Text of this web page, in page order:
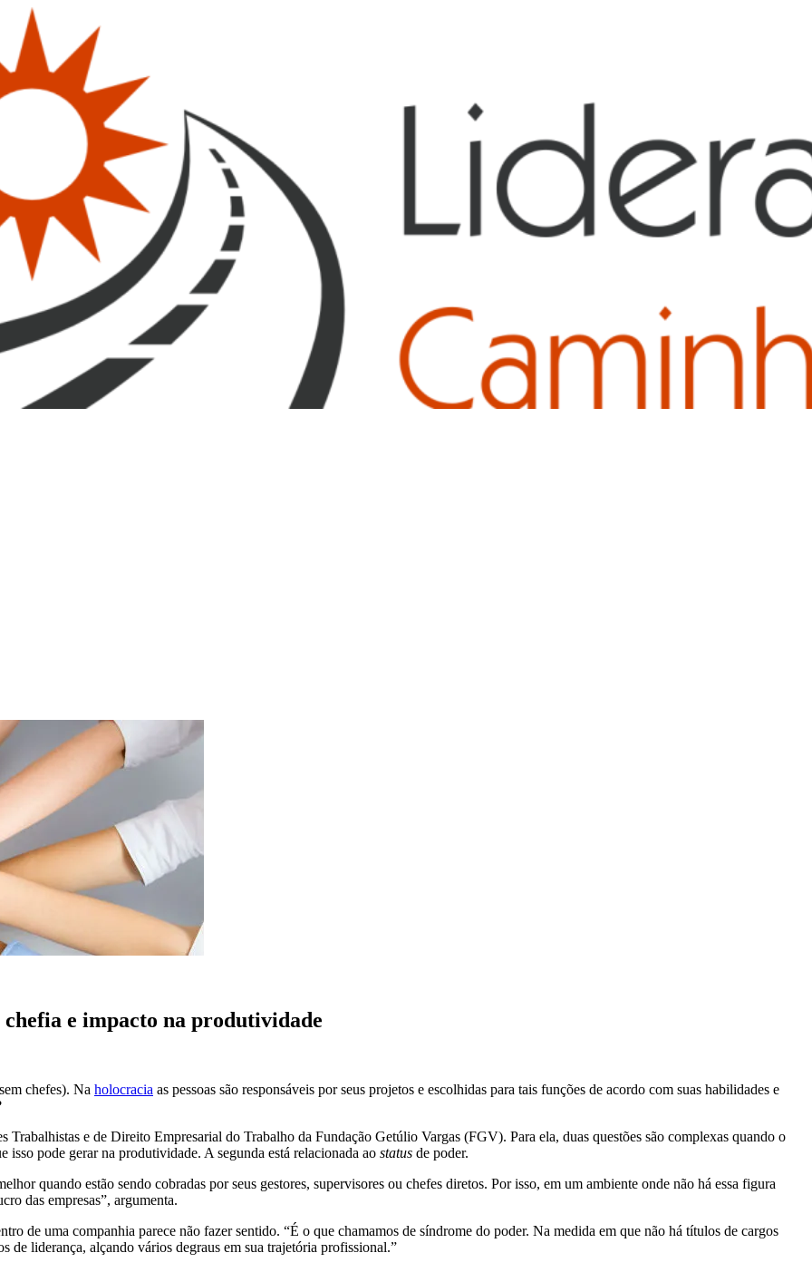
e impacto na produtividade
chefes). Na holocracia as pessoas são responsáveis por seus projetos e escolhidas para tais funções de acordo com suas habilidades e
e de Direito Empresarial do Trabalho da Fundação Getúlio Vargas (FGV). Para ela, duas questões são complexas quando o
pode gerar na produtividade. A segunda está relacionada ao status de poder.
quando estão sendo cobradas por seus gestores, supervisores ou chefes diretos. Por isso, em um ambiente onde não há essa figura
das empresas”, argumenta.
de uma companhia parece não fazer sentido. “É o que chamamos de síndrome do poder. Na medida em que não há títulos de cargos
de liderança, alçando vários degraus em sua trajetória profissional.”